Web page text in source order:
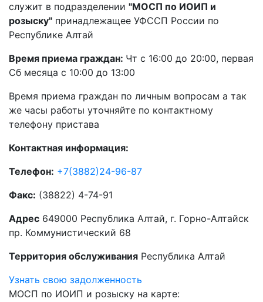
служит в подразделении "МОСП по ИОИП и
розыску" принадлежащее УФССП России по
Республике Алтай
Время приема граждан: Чт с 16:00 до 20:00, первая
Сб месяца с 10:00 до 13:00
Время приема граждан по личным вопросам а так
же часы работы уточняйте по контактному
телефону пристава
Контактная информация:
Телефон: +7(3882)24-96-87
Факс: (38822) 4-74-91
Адрес 649000 Республика Алтай, г. Горно-Алтайск
пр. Коммунистический 68
Территория обслуживания Республика Алтай
Узнать свою задолженность
МОСП по ИОИП и розыску на карте: